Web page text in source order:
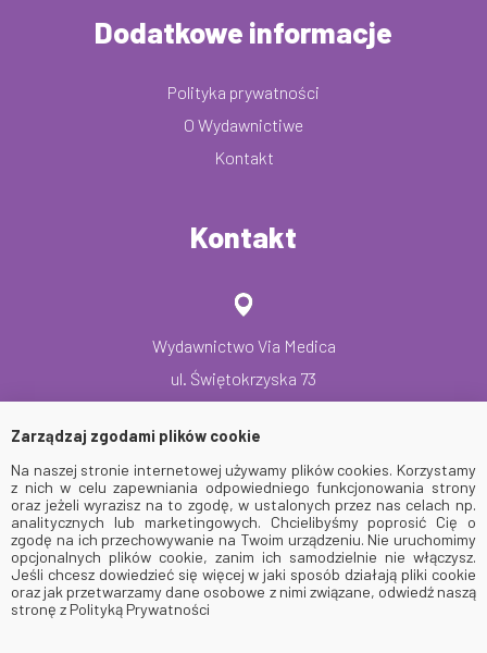
Dodatkowe informacje
Polityka prywatności
O Wydawnictiwe
Kontakt
Kontakt
Wydawnictwo Via Medica
ul. Świętokrzyska 73
tel.: +48 58 320 94 94
faks: +48 58 320 94 60
Zarządzaj zgodami plików cookie
Na naszej stronie internetowej używamy plików cookies. Korzystamy
z nich w celu zapewniania odpowiedniego funkcjonowania strony
oraz jeżeli wyrazisz na to zgodę, w ustalonych przez nas celach np.
analitycznych lub marketingowych. Chcielibyśmy poprosić Cię o
zgodę na ich przechowywanie na Twoim urządzeniu. Nie uruchomimy
opcjonalnych plików cookie, zanim ich samodzielnie nie włączysz.
Jeśli chcesz dowiedzieć się więcej w jaki sposób działają pliki cookie
oraz jak przetwarzamy dane osobowe z nimi związane, odwiedź naszą
stronę z Polityką Prywatności